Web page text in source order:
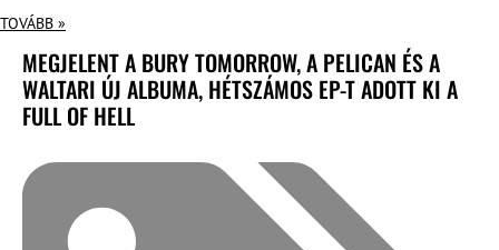
TOVÁBB »
MEGJELENT A BURY TOMORROW, A PELICAN ÉS A
WALTARI ÚJ ALBUMA, HÉTSZÁMOS EP-T ADOTT KI A
FULL OF HELL